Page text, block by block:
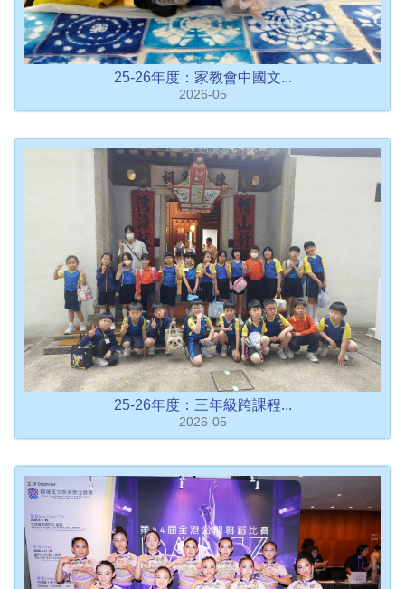
25-26年度：家教會中國文...
2026-05
25-26年度：三年級跨課程...
2026-05